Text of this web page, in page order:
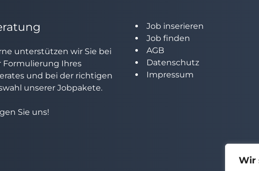
Wir
unterstützen wir Sie bei
Formulierung Ihres
und bei der richtigen
unserer Jobpakete.
Sie uns!
Job inserieren
Job finden
AGB
Datenschutz
Impressum